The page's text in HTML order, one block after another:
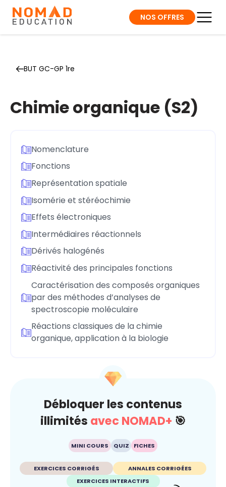
NOS OFFRES
BUT GC-GP 1re
Chimie organique (S2)
Nomenclature
Fonctions
Représentation spatiale
Isomérie et stéréochimie
Effets électroniques
Intermédiaires réactionnels
Dérivés halogénés
Réactivité des principales fonctions
Caractérisation des composés organiques
par des méthodes d’analyses de
spectroscopie moléculaire
Réactions classiques de la chimie
organique, application à la biologie
Débloquer les contenus
illimités avec NOMAD+ 🎯
MINI COURS QUIZ FICHES
EXERCICES CORRIGÉS
ANNALES CORRIGÉES
EXERCICES INTERACTIFS